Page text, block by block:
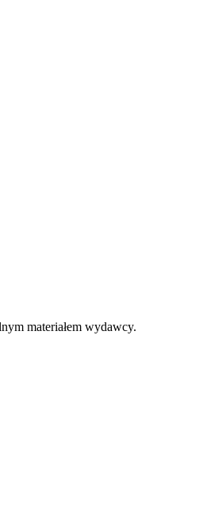
materiałem wydawcy.